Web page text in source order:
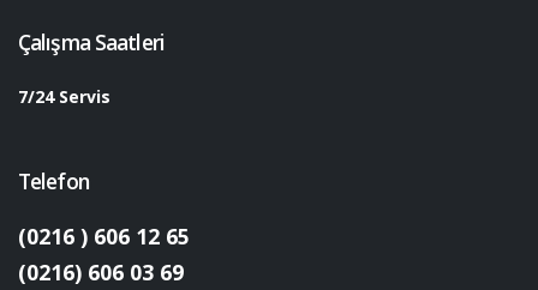
Çalışma Saatleri
7/24 Servis
Telefon
(0216 ) 606 12 65
(0216) 606 03 69